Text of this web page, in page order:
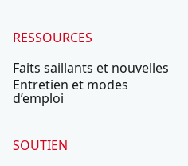
RESSOURCES
Faits saillants et nouvelles
Entretien et modes
d’emploi
SOUTIEN